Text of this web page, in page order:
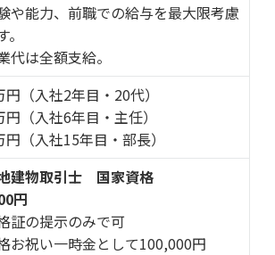
や能力、前職での給与を最大限考慮
代は全額支給。
円（入社2年目・20代）
（入社6年目・主任）
（入社15年目・部長）
建物取引士 国家資格
円
証の提示のみで可
お祝い一時金として100,000円